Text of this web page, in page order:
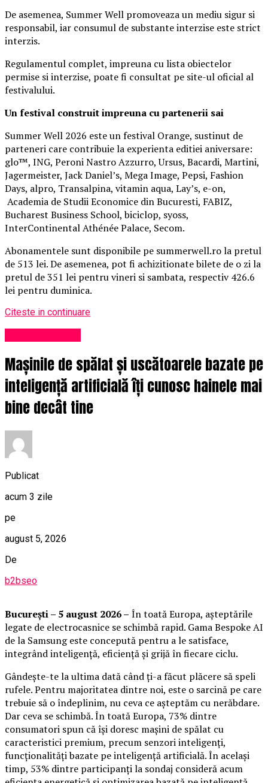
De asemenea, Summer Well promoveaza un mediu sigur si
responsabil, iar consumul de substante interzise este strict
interzis.
Regulamentul complet, impreuna cu lista obiectelor
permise si interzise, poate fi consultat pe site-ul oficial al
festivalului.
Un festival construitimpreuna cu partenerii sai
Summer Well 2026 este un festival Orange, sustinut de
parteneri care contribuie la experienta editiei aniversare:
glo™, ING, Peroni Nastro Azzurro, Ursus, Bacardi, Martini,
Jagermeister, Jack Daniel’s, Mega Image, Pepsi, Fashion
Days, alpro, Transalpina, vitamin aqua, Lay’s, e-on,
Academia de Studii Economice din Bucuresti, FABIZ,
Bucharest Business School, biciclop, syoss,
InterContinental Athénée Palace, Secom.
Abonamentele sunt disponibile pe summerwell.ro la pretul
de 513 lei. De asemenea, pot fi achizitionate bilete de o zi la
pretul de 351 lei pentru vineri si sambata, respectiv 426.6
lei pentru duminica.
Citeste in continuare
Mașinile de spălat și uscătoarele bazate pe
inteligență artificială îți cunosc hainele mai
bine decât tine
Publicat
acum 3 zile
pe
august 5, 2026
De
b2bseo
București – 5 august 2026 – În toată Europa, așteptările
legate de electrocasnice se schimbă rapid. Gama Bespoke AI
de la Samsung este concepută pentru a le satisface,
integrând inteligență, eficiență și grijă în fiecare ciclu.
Gândește-te la ultima dată când ți-a făcut plăcere să speli
rufele. Pentru majoritatea dintre noi, este o sarcină pe care
trebuie să o îndeplinim, nu ceva ce așteptăm cu nerăbdare.
Dar ceva se schimbă. În toată Europa, 73% dintre
consumatori spun că își doresc mașini de spălat cu
caracteristici premium, precum senzori inteligenți,
funcționalități bazate pe inteligență artificială. În același
timp, 53% dintre participanți la sondaj consideră acum